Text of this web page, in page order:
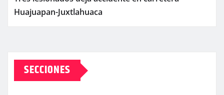
Huajuapan-Juxtlahuaca
SECCIONES